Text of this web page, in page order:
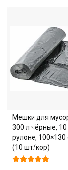
Мешки для
300 л чёрные, 10
рулоне, 100×130
(10 шт/кор)